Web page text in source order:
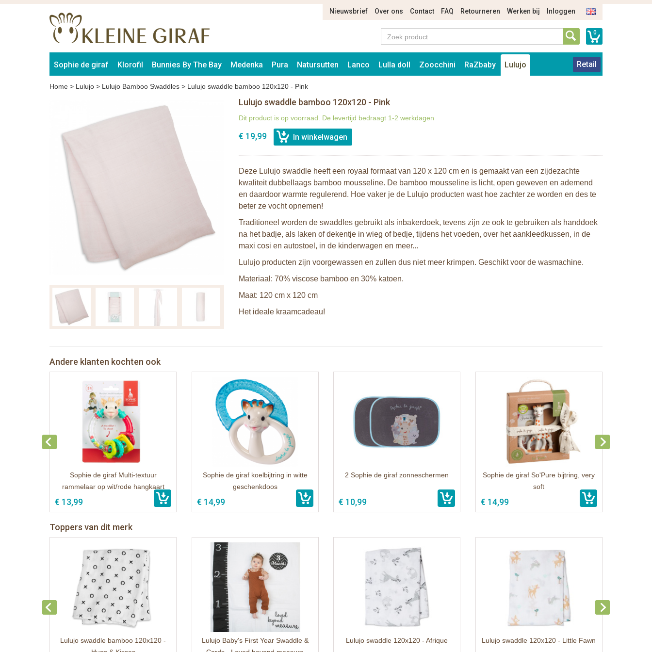
Nieuwsbrief Over ons Contact FAQ Retourneren Werken bij Inloggen
0
Sophie de giraf Klorofil Bunnies By The Bay Medenka Pura Natursutten Lanco Lulla doll Zoocchini RaZbaby Lulujo Retail
Home > Lulujo > Lulujo Bamboo Swaddles > Lulujo swaddle bamboo 120x120 - Pink
Lulujo swaddle bamboo 120x120 - Pink
Dit product is op voorraad. De levertijd bedraagt 1-2 werkdagen
€ 19,99
Deze Lulujo swaddle heeft een royaal formaat van 120 x 120 cm en is gemaakt van een zijdezachte
kwaliteit dubbellaags bamboo mousseline. De bamboo mousseline is licht, open geweven en ademend
en daardoor warmte regulerend. Hoe vaker je de Lulujo producten wast hoe zachter ze worden en des te
beter ze vocht opnemen!
Traditioneel worden de swaddles gebruikt als inbakerdoek, tevens zijn ze ook te gebruiken als handdoek
na het badje, als laken of dekentje in wieg of bedje, tijdens het voeden, over het aankleedkussen, in de
maxi cosi en autostoel, in de kinderwagen en meer...
Lulujo producten zijn voorgewassen en zullen dus niet meer krimpen. Geschikt voor de wasmachine.
Materiaal: 70% viscose bamboo en 30% katoen.
Maat: 120 cm x 120 cm
Het ideale kraamcadeau!
Andere klanten kochten ook
Sophie de giraf Multi-textuur
rammelaar op wit/rode hangkaart
€ 13,99
Sophie de giraf koelbijtring in witte
geschenkdoos
€ 14,99
2 Sophie de giraf zonneschermen
€ 10,99
Sophie de giraf So'Pure bijtring, very
soft
€ 14,99
Toppers van dit merk
Lulujo swaddle bamboo 120x120 -
Lulujo Baby's First Year Swaddle &
Lulujo swaddle 120x120 - Afrique Lulujo swaddle 120x120 - Little Fawn